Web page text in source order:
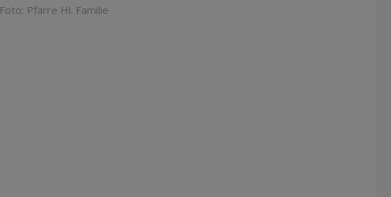
Foto: Pfarre Hl. Familie